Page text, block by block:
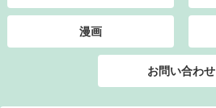
漫画
お問い合わせ